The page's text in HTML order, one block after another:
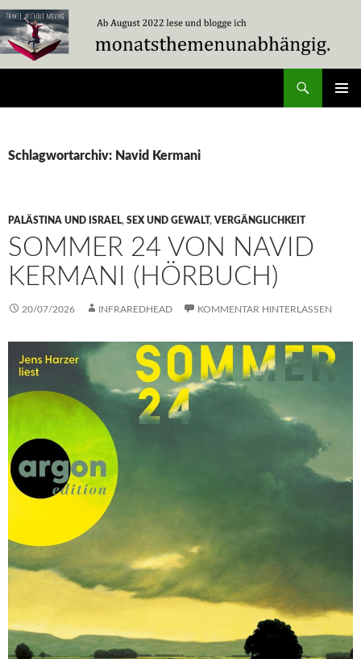
Zum
Inhalt
springen
Schlagwortarchiv: Navid Kermani
PALÄSTINA UND ISRAEL, SEX UND GEWALT, VERGÄNGLICHKEIT
SOMMER 24 VON NAVID
KERMANI (HÖRBUCH)
20/07/2026 INFRAREDHEAD KOMMENTAR HINTERLASSEN